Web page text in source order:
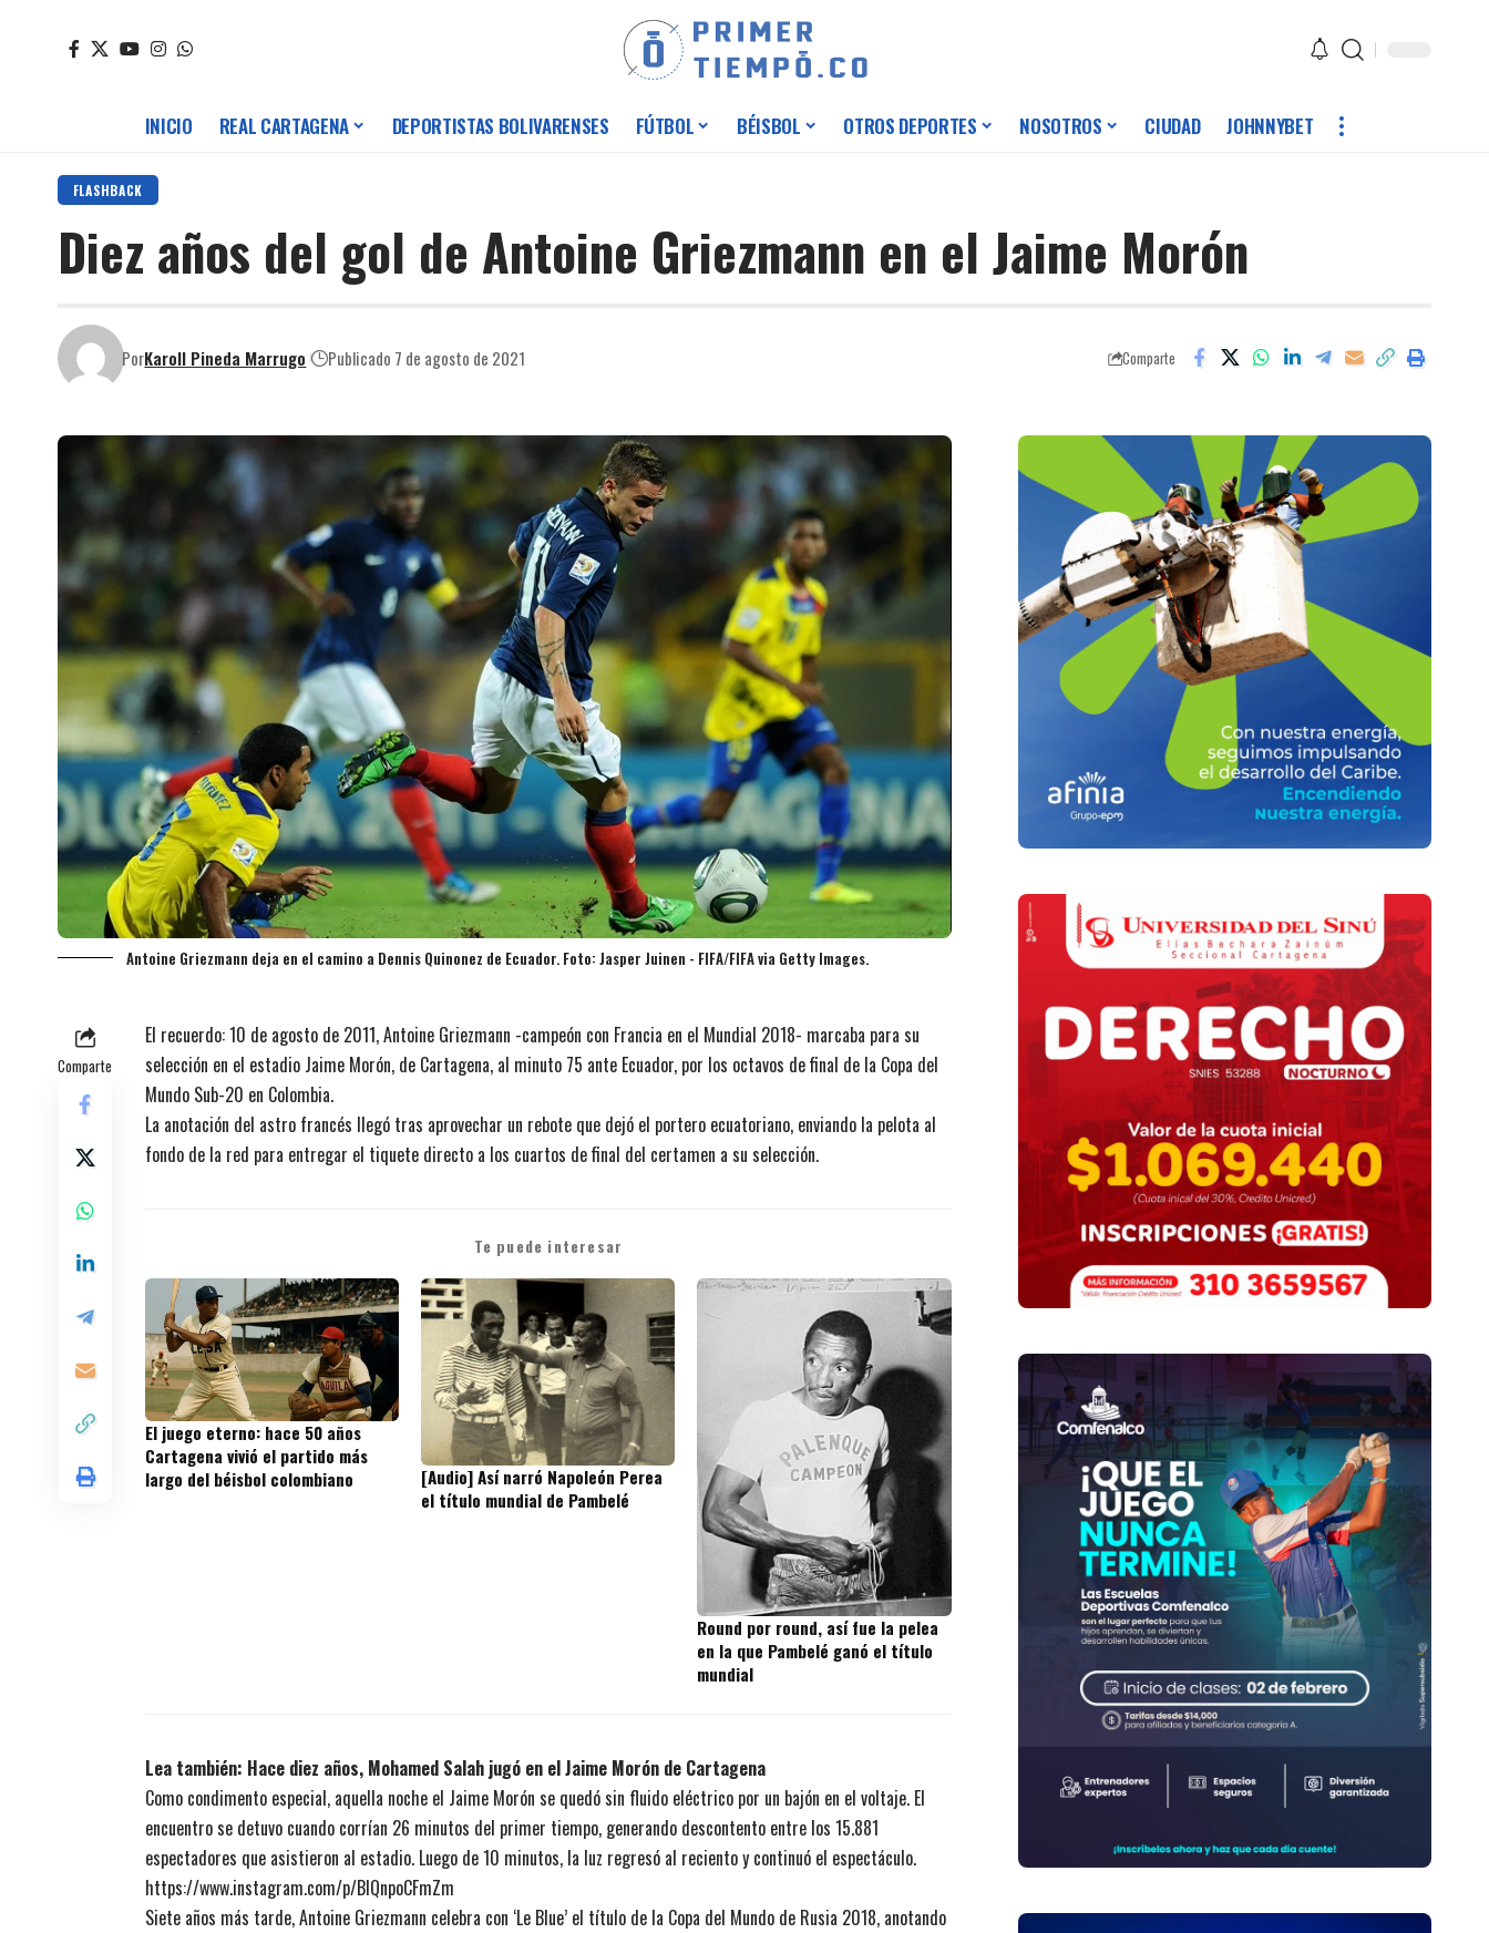
INICIO REAL CARTAGENA DEPORTISTAS BOLIVARENSES FÚTBOL BÉISBOL OTROS DEPORTES NOSOTROS CIUDAD JOHNNYBET
FLASHBACK
Diez años del gol de Antoine Griezmann en el Jaime Morón
PorKaroll Pineda Marrugo Publicado 7 de agosto de 2021 Comparte
Antoine Griezmann deja en el camino a Dennis Quinonez de Ecuador. Foto: Jasper Juinen - FIFA/FIFA via Getty Images.
Comparte
El recuerdo: 10 de agosto de 2011, Antoine Griezmann -campeón con Francia en el Mundial 2018- marcaba para su
selección en el estadio Jaime Morón, de Cartagena, al minuto 75 ante Ecuador, por los octavos de final de la Copa del
Mundo Sub-20 en Colombia.
La anotación del astro francés llegó tras aprovechar un rebote que dejó el portero ecuatoriano, enviando la pelota al
fondo de la red para entregar el tiquete directo a los cuartos de final del certamen a su selección.
Te puede interesar
El juego eterno: hace 50 años
Cartagena vivió el partido más
largo del béisbol colombiano
[Audio] Así narró Napoleón Perea
el título mundial de Pambelé
Round por round, así fue la pelea
en la que Pambelé ganó el título
mundial
Lea también: Hace diez años, Mohamed Salah jugó en el Jaime Morón de Cartagena
Como condimento especial, aquella noche el Jaime Morón se quedó sin fluido eléctrico por un bajón en el voltaje. El
encuentro se detuvo cuando corrían 26 minutos del primer tiempo, generando descontento entre los 15.881
espectadores que asistieron al estadio. Luego de 10 minutos, la luz regresó al reciento y continuó el espectáculo.
https://www.instagram.com/p/BlQnpoCFmZm
Siete años más tarde, Antoine Griezmann celebra con ‘Le Blue’ el título de la Copa del Mundo de Rusia 2018, anotando